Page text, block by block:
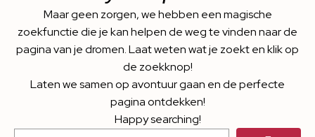
Maar geen zorgen, we hebben een magische
zoekfunctie die je kan helpen de weg te vinden naar de
pagina van je dromen. Laat weten wat je zoekt en klik op
de zoekknop!
Laten we samen op avontuur gaan en de perfecte
pagina ontdekken!
Happy searching!